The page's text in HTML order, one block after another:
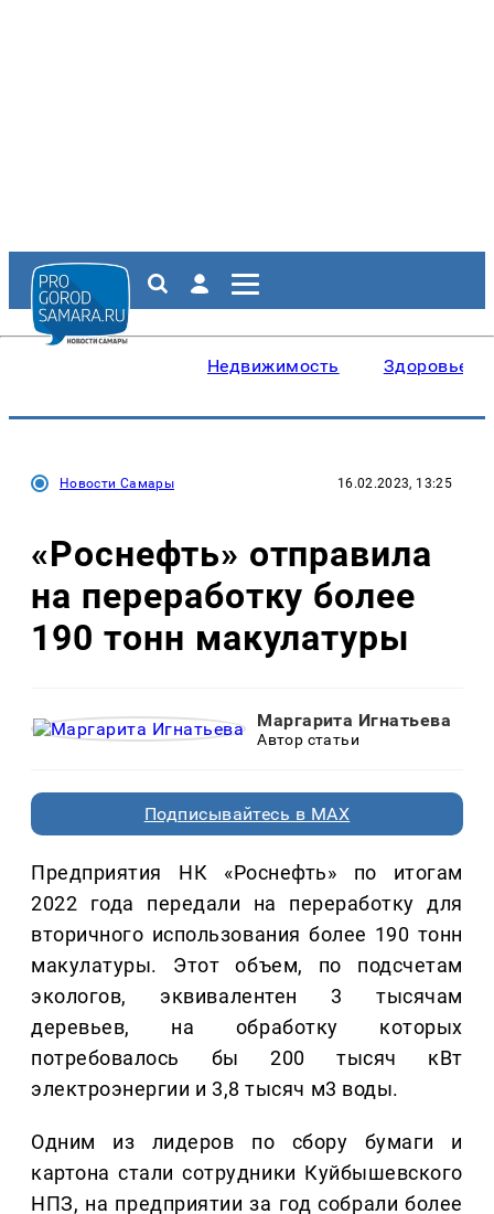
Недвижимость Здоровье
Новости Самары 16.02.2023, 13:25
«Роснефть» отправила
на переработку более
190 тонн макулатуры
Маргарита Игнатьева
Автор статьи
Подписывайтесь в MAX
Предприятия НК «Роснефть» по итогам
2022 года передали на переработку для
вторичного использования более 190 тонн
макулатуры. Этот объем, по подсчетам
экологов, эквивалентен 3 тысячам
деревьев, на обработку которых
потребовалось бы 200 тысяч кВт
электроэнергии и 3,8 тысяч м3 воды.
Одним из лидеров по сбору бумаги и
картона стали сотрудники Куйбышевского
НПЗ, на предприятии за год собрали более